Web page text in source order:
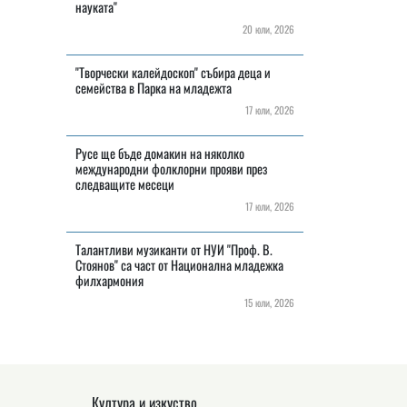
науката"
20 юли, 2026
"Творчески калейдоскоп" събира деца и
семейства в Парка на младежта
17 юли, 2026
Русе ще бъде домакин на няколко
международни фолклорни прояви през
следващите месеци
17 юли, 2026
Талантливи музиканти от НУИ "Проф. В.
Стоянов" са част от Национална младежка
филхармония
15 юли, 2026
Култура и изкуство